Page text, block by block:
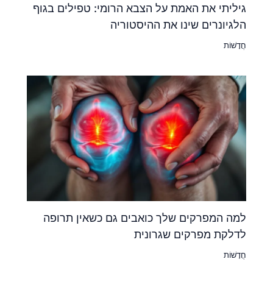
גיליתי את האמת על הצבא הרומי: טפילים בגוף
הלגיונרים שינו את ההיסטוריה
חֲדָשׁוֹת
למה המפרקים שלך כואבים גם כשאין תרופה
לדלקת מפרקים שגרונית
חֲדָשׁוֹת